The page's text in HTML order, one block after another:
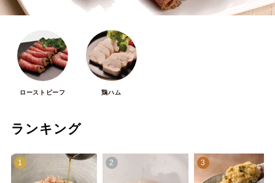
ローストビーフ 鶏ハム
ランキング
1 2 3